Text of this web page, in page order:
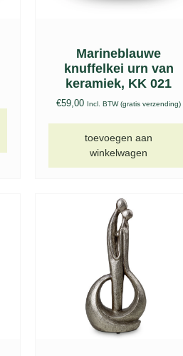
Marineblauwe
knuffelkei urn van
keramiek, KK 021
€59,00 Incl. BTW (gratis verzending)
toevoegen aan
winkelwagen